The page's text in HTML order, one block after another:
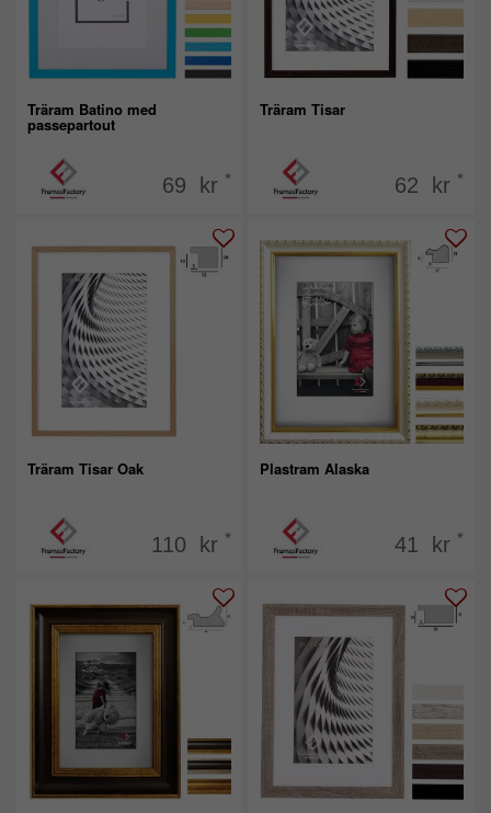
Träram Batino med
passepartout
69 kr *
Träram Tisar
62 kr *
Träram Tisar Oak
110 kr *
Plastram Alaska
41 kr *